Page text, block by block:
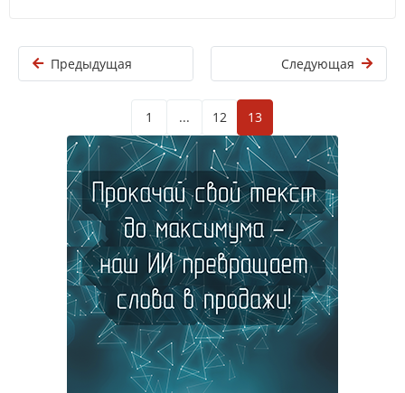
Предыдущая Следующая
1 ... 12 13